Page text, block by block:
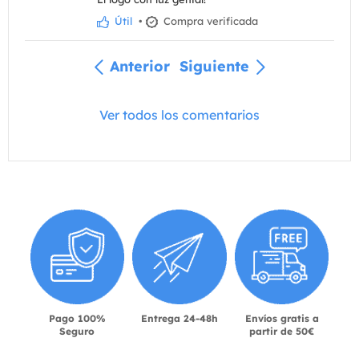
Útil • Compra verificada
Anterior Siguiente
Ver todos los comentarios
Pago 100%
Seguro
Entrega 24-48h
Envíos gratis a
partir de 50€